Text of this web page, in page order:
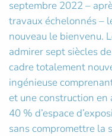
septembre 2022 –
travaux échelonnés –
nouveau le bienvenu.
admirer sept siècles
cadre totalement
ingénieuse
et une construction
40 % d’espace
sans compromettre la